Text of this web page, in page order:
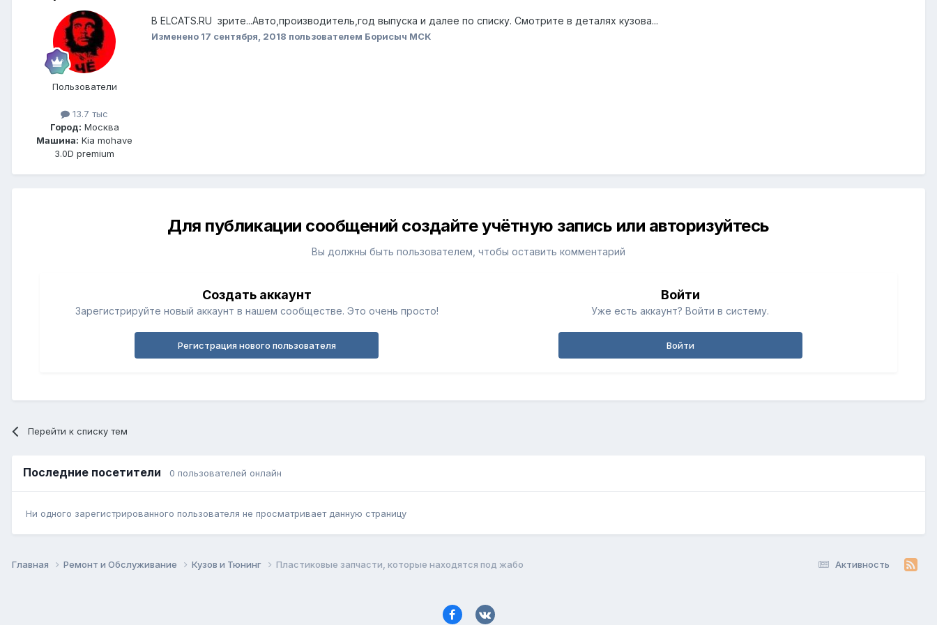
Пользователи
13.7 тыс
Город: Москва
Машина: Kia mohave
3.0D premium
В ELCATS.RU зрите...Авто,производитель,год выпуска и далее по списку. Смотрите в деталях кузова...
Изменено 17 сентября, 2018 пользователем Борисыч МСК
Для публикации сообщений создайте учётную запись или авторизуйтесь
Вы должны быть пользователем, чтобы оставить комментарий
Создать аккаунт
Зарегистрируйте новый аккаунт в нашем сообществе. Это очень просто!
Регистрация нового пользователя
Войти
Уже есть аккаунт? Войти в систему.
Войти
Перейти к списку тем
Последние посетители 0 пользователей онлайн
Ни одного зарегистрированного пользователя не просматривает данную страницу
Активность
Главная Ремонт и Обслуживание Кузов и Тюнинг Пластиковые запчасти, которые находятся под жабо